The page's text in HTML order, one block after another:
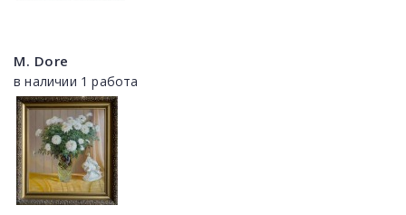
M. Dore
в наличии 1 работа